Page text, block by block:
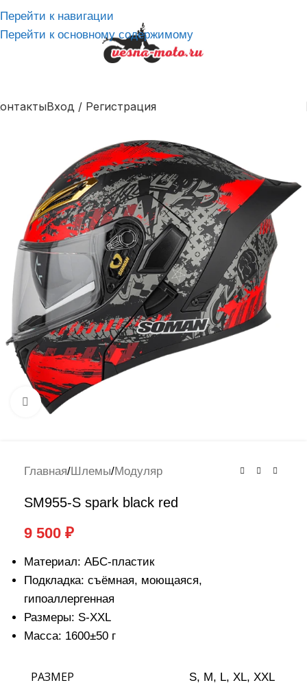
Перейти к навигации
Перейти к основному содержимому
Вход / Регистрация
Нажмите, чтобы увеличить
Главная/Шлемы/Модуляр
SM955-S spark black red
9 500 ₽
Материал: АБС-пластик
Подкладка: съёмная, моющаяся,
гипоаллергенная
Размеры: S-XXL
Масса: 1600±50 г
РАЗМЕР S, M, L, XL, XXL